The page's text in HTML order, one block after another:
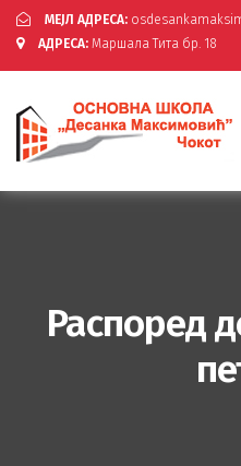
МЕЈЛ АДРЕСА:
АДРЕСА: Маршала Тита бр. 18
Распоред